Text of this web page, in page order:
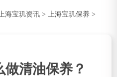
上海宝玑资讯 > 上海宝玑保养 >
清油保养？